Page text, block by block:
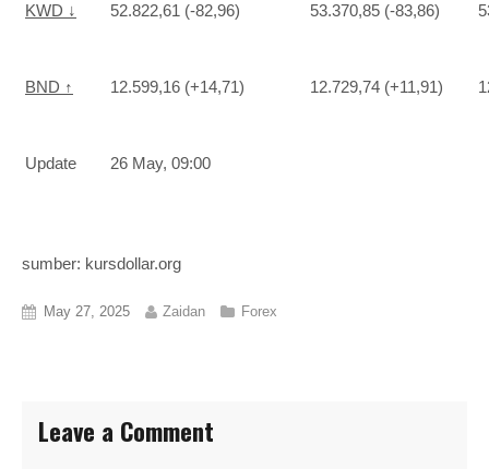
KWD ↓ 52.822,61 (-82,96) 53.370,85 (-83,86)
BND ↑ 12.599,16 (+14,71) 12.729,74 (+11,91)
Update 26 May, 09:00
sumber: kursdollar.org
May 27, 2025 Zaidan Forex
Leave a Comment